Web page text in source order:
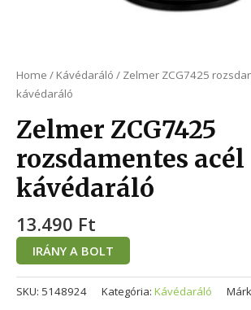
Home / Kávédaráló / Zelmer ZCG7425
kávédaráló
Zelmer ZCG7425
rozsdamentes acél
kávédaráló
13.490 Ft
IRÁNY A BOLT
SKU: 5148924 Kategória: Kávédaráló